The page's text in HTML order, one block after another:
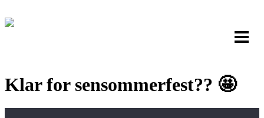
Klar for sensommerfest?? 🤩